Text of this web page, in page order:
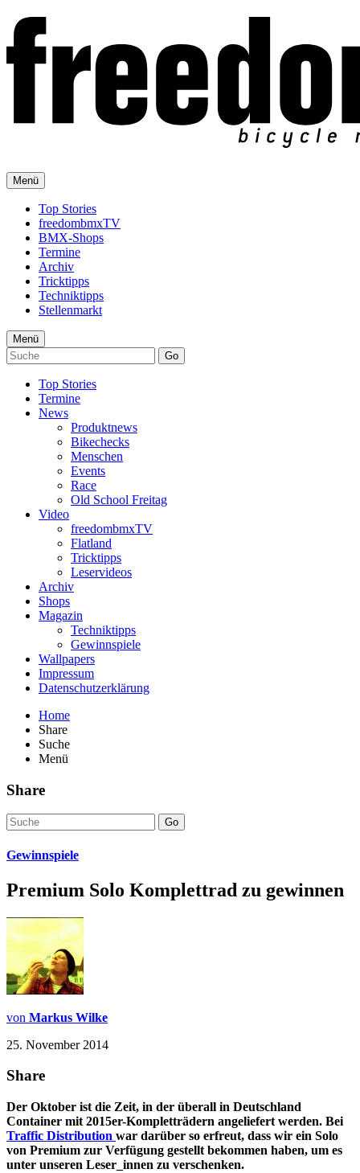
Menü
Top Stories
freedombmxTV
BMX-Shops
Termine
Archiv
Tricktipps
Techniktipps
Stellenmarkt
Menü
Go
Top Stories
Termine
News
Produktnews
Bikechecks
Menschen
Events
Race
Old School Freitag
Video
freedombmxTV
Flatland
Tricktipps
Leservideos
Archiv
Shops
Magazin
Techniktipps
Gewinnspiele
Wallpapers
Impressum
Datenschutzerklärung
Home
Share
Suche
Menü
Share
Go
Gewinnspiele
Premium Solo Komplettrad zu gewinnen
von Markus Wilke
25. November 2014
Share
Der Oktober ist die Zeit, in der überall in Deutschland
Container mit 2015er-Kompletträdern angeliefert werden. Bei
Traffic Distribution war darüber so erfreut, dass wir ein Solo
von Premium zur Verfügung gestellt bekommen haben, um es
unter unseren Leser_innen zu verschenken.